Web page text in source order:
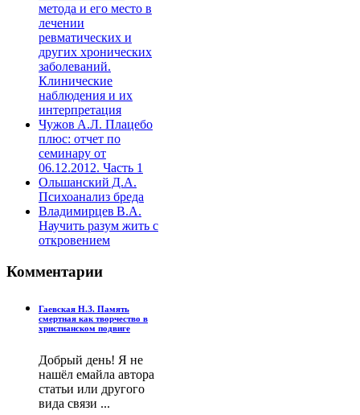
метода и его место в
лечении
ревматических и
других хронических
заболеваний.
Клинические
наблюдения и их
интерпретация
Чужов А.Л. Плацебо
плюс: отчет по
семинару от
06.12.2012. Часть 1
Ольшанский Д.А.
Психоанализ бреда
Владимирцев В.А.
Научить разум жить с
откровением
Комментарии
Гаевская Н.З. Память
смертная как творчество в
христианском подвиге
Добрый день! Я не
нашёл емайла автора
статьи или другого
вида связи ...